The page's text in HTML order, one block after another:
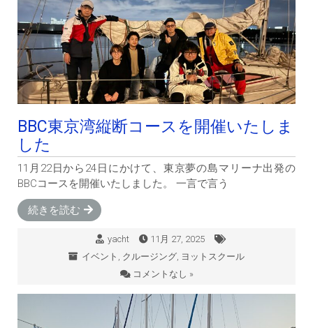
BBC東京湾縦断コースを開催いたしま
した
11月22日から24日にかけて、東京夢の島マリーナ出発の
BBCコースを開催いたしました。 一言で言う
続きを読む
yacht
11月 27, 2025
イベント
クルージング ヨットスクール
コメントなし »